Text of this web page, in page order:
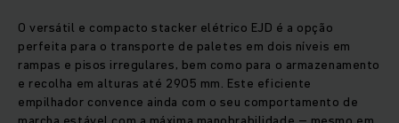
O versátil e compacto stacker elétrico EJD é a opção
perfeita para o transporte de paletes em dois níveis em
rampas e pisos irregulares, bem como para o armazenamento
e recolha em alturas até 2905 mm. Este eficiente
empilhador convence ainda com o seu comportamento de